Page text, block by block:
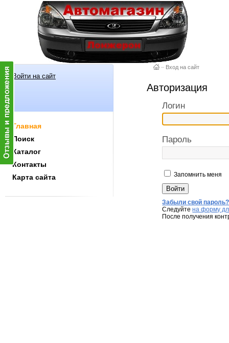
Войти на сайт
Главная
Поиск
Каталог
Контакты
Карта сайта
– Вход на сайт
Авторизация
Логин
Пароль
Запомнить меня
Забыли свой пароль?
Следуйтена форму
После получения